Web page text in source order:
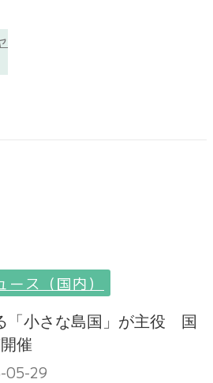
ース（国内）
「小さな島国」が主役 国
催
05-29